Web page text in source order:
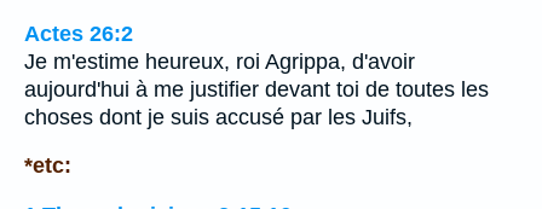
Actes 26:2
Je m'estime heureux, roi Agrippa, d'avoir
aujourd'hui à me justifier devant toi de toutes les
choses dont je suis accusé par les Juifs,
*etc: